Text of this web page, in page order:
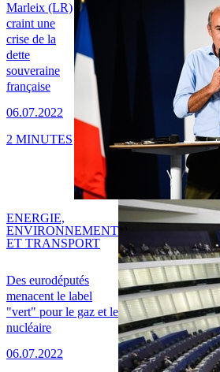
Marleix (LR)
craint une
crise de la
dette
souveraine
française
06.07.2022
2 MINUTES
Des eurodéputés
menacent le label
"vert" pour le gaz et le
nucléaire
06.07.2022
ENERGIE,
ENVIRONNEMENT
ET TRANSPORT